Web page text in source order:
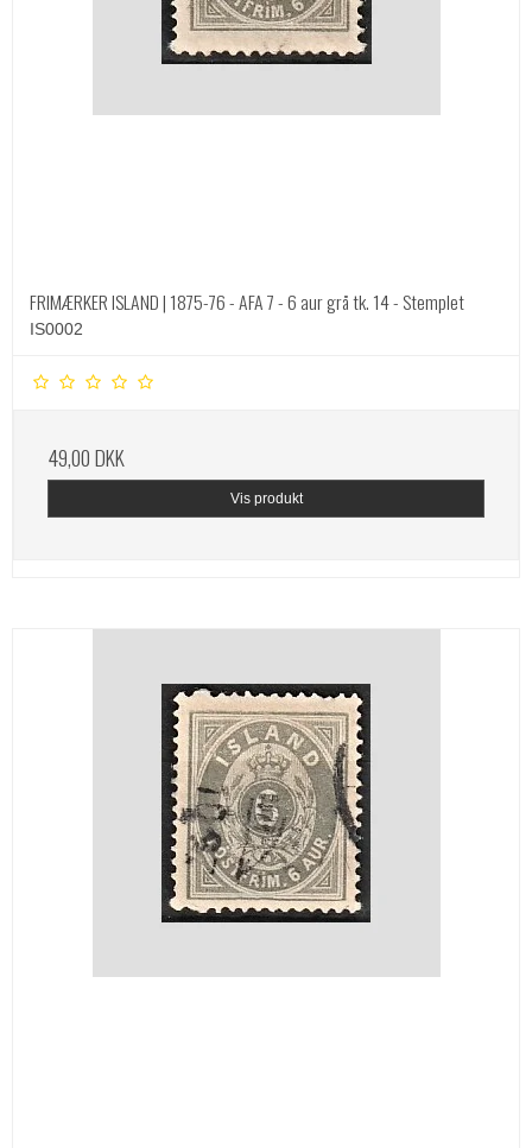
FRIMÆRKER ISLAND | 1875-76 - AFA 7 - 6 aur grå tk. 14 - Stemplet
IS0002
49,00 DKK
Vis produkt